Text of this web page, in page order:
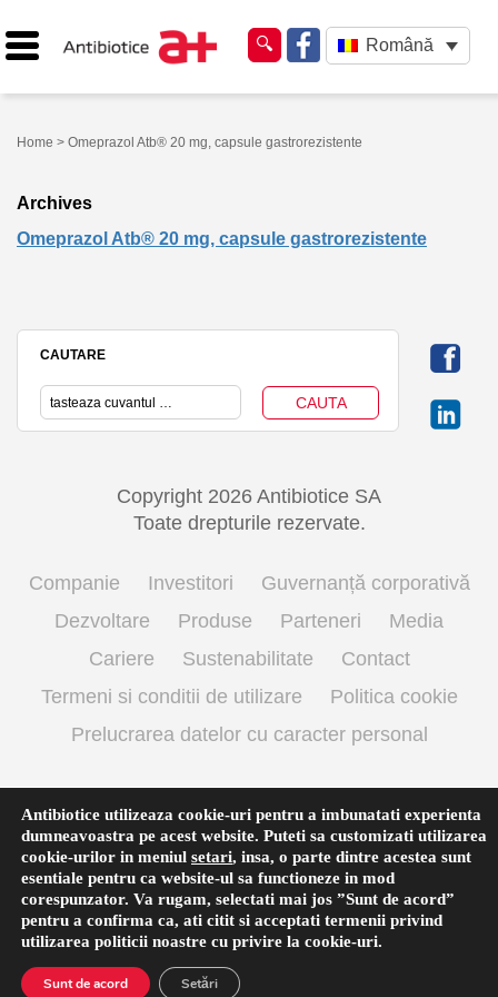
Română
Home > Omeprazol Atb® 20 mg, capsule gastrorezistente
Archives
Omeprazol Atb® 20 mg, capsule gastrorezistente
CAUTARE
Copyright 2026 Antibiotice SA
Toate drepturile rezervate.
Companie Investitori
Guvernanță corporativă
Dezvoltare
Produse Parteneri
Media
Cariere
Sustenabilitate
Contact
Termeni si conditii de utilizare
Politica cookie
Prelucrarea datelor cu caracter personal
Antibiotice utilizeaza cookie-uri pentru a imbunatati experienta
dumneavoastra pe acest website. Puteti sa customizati utilizarea
cookie-urilor in meniul setari, insa, o parte dintre acestea sunt
esentiale pentru ca website-ul sa functioneze in mod
corespunzator. Va rugam, selectati mai jos ”Sunt de acord”
pentru a confirma ca, ati citit si acceptati termenii privind
utilizarea politicii noastre cu privire la cookie-uri.
Sunt de acord Setări
English(Engleză) Română